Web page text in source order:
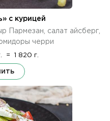
с курицей
Пармезан, салат айсберг,
черри
= 1 820 г.